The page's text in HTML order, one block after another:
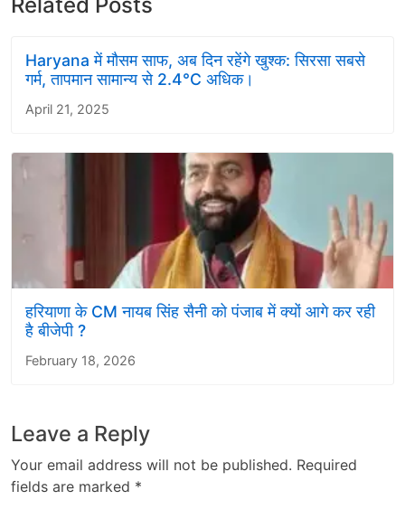
Haryana में मौसम साफ, अब दिन रहेंगे खुश्क: सिरसा सबसे
गर्म, तापमान सामान्य से 2.4°C अधिक।
April 21, 2025
हरियाणा के CM नायब सिंह सैनी को पंजाब में क्यों आगे कर रही
है बीजेपी ?
February 18, 2026
Leave a Reply
Your email address will not be published. Required
fields are marked *